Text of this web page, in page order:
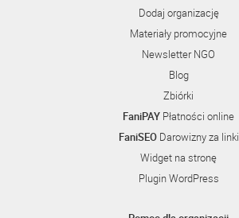
Dodaj organizację
Materiały promocyjne
Newsletter NGO
Blog
Zbiórki
FaniPAY Płatności online
FaniSEODarowizny za linki
Widget na stronę
Plugin WordPress